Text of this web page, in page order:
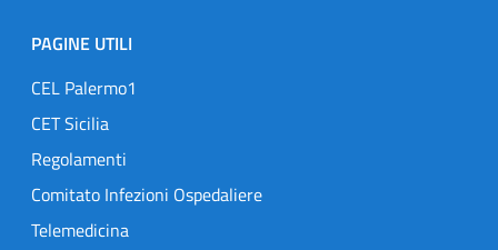
PAGINE UTILI
CEL Palermo1
CET Sicilia
Regolamenti
Comitato Infezioni Ospedaliere
Telemedicina